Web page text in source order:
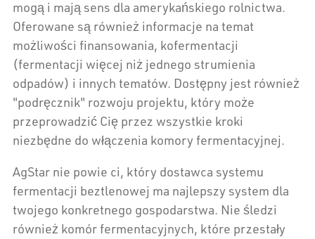
mogą i mają sens dla amerykańskiego rolnictwa.
Oferowane są również informacje na temat
możliwości finansowania, kofermentacji
(fermentacji więcej niż jednego strumienia
odpadów) i innych tematów. Dostępny jest również
"podręcznik" rozwoju projektu, który może
przeprowadzić Cię przez wszystkie kroki
niezbędne do włączenia komory fermentacyjnej.
AgStar nie powie ci, który dostawca systemu
fermentacji beztlenowej ma najlepszy system dla
twojego konkretnego gospodarstwa. Nie śledzi
również komór fermentacyjnych, które przestały